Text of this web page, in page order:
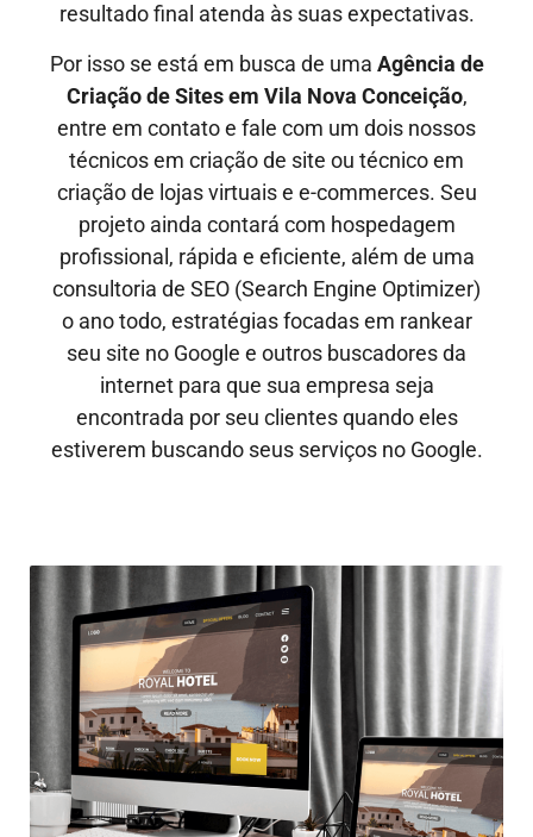
resultado final atenda às suas expectativas.
Por isso se está em busca de uma Agência de
Criação de Sites em Vila Nova Conceição,
entre em contato e fale com um dois nossos
técnicos em criação de site ou técnico em
criação de lojas virtuais e e-commerces. Seu
projeto ainda contará com hospedagem
profissional, rápida e eficiente, além de uma
consultoria de SEO (Search Engine Optimizer)
o ano todo, estratégias focadas em rankear
seu site no Google e outros buscadores da
internet para que sua empresa seja
encontrada por seu clientes quando eles
estiverem buscando seus serviços no Google.